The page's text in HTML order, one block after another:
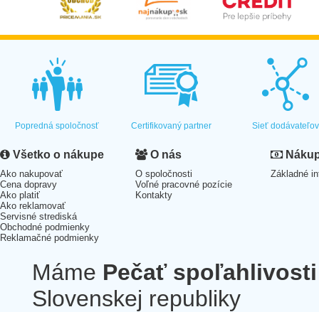
Popredná spoločnosť Certifikovaný partner Sieť dodávateľov
Všetko o nákupe
Ako nakupovať
Cena dopravy
Ako platiť
Ako reklamovať
Servisné strediská
Obchodné podmienky
Reklamačné podmienky
O nás
O spoločnosti
Voľné pracovné pozície
Kontakty
Základné
Máme Pečať spoľahlivosti
Slovenskej republiky